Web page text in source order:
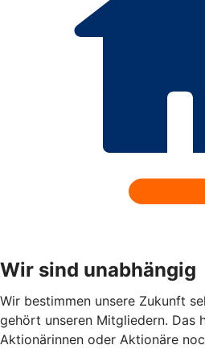
Wir sind unabhängig
Wir bestimmen unsere Zukunft
gehört unseren Mitgliedern. Das
Aktionärinnen oder Aktionäre